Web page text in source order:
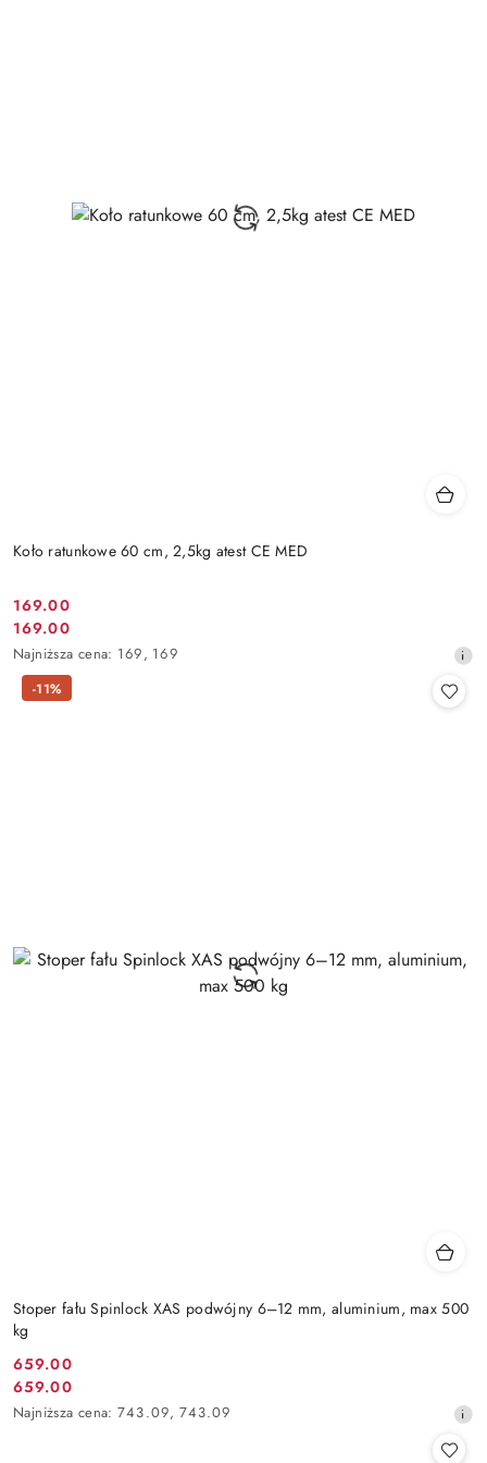
Koło ratunkowe 60 cm, 2,5kg atest CE MED
Cena
promocyjna:
169.00
Cena
promocyjna:
169.00
Najniższa
cena
Najniższa cena: 169, 169
Stoper fału Spinlock XAS podwójny 6–12 mm, aluminium, max 500
kg
Cena
promocyjna:
659.00
Cena
promocyjna:
659.00
Najniższa
Najniższa cena: 743.09, 743.09
-11%